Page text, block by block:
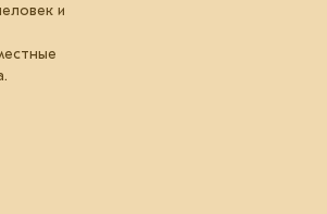
и